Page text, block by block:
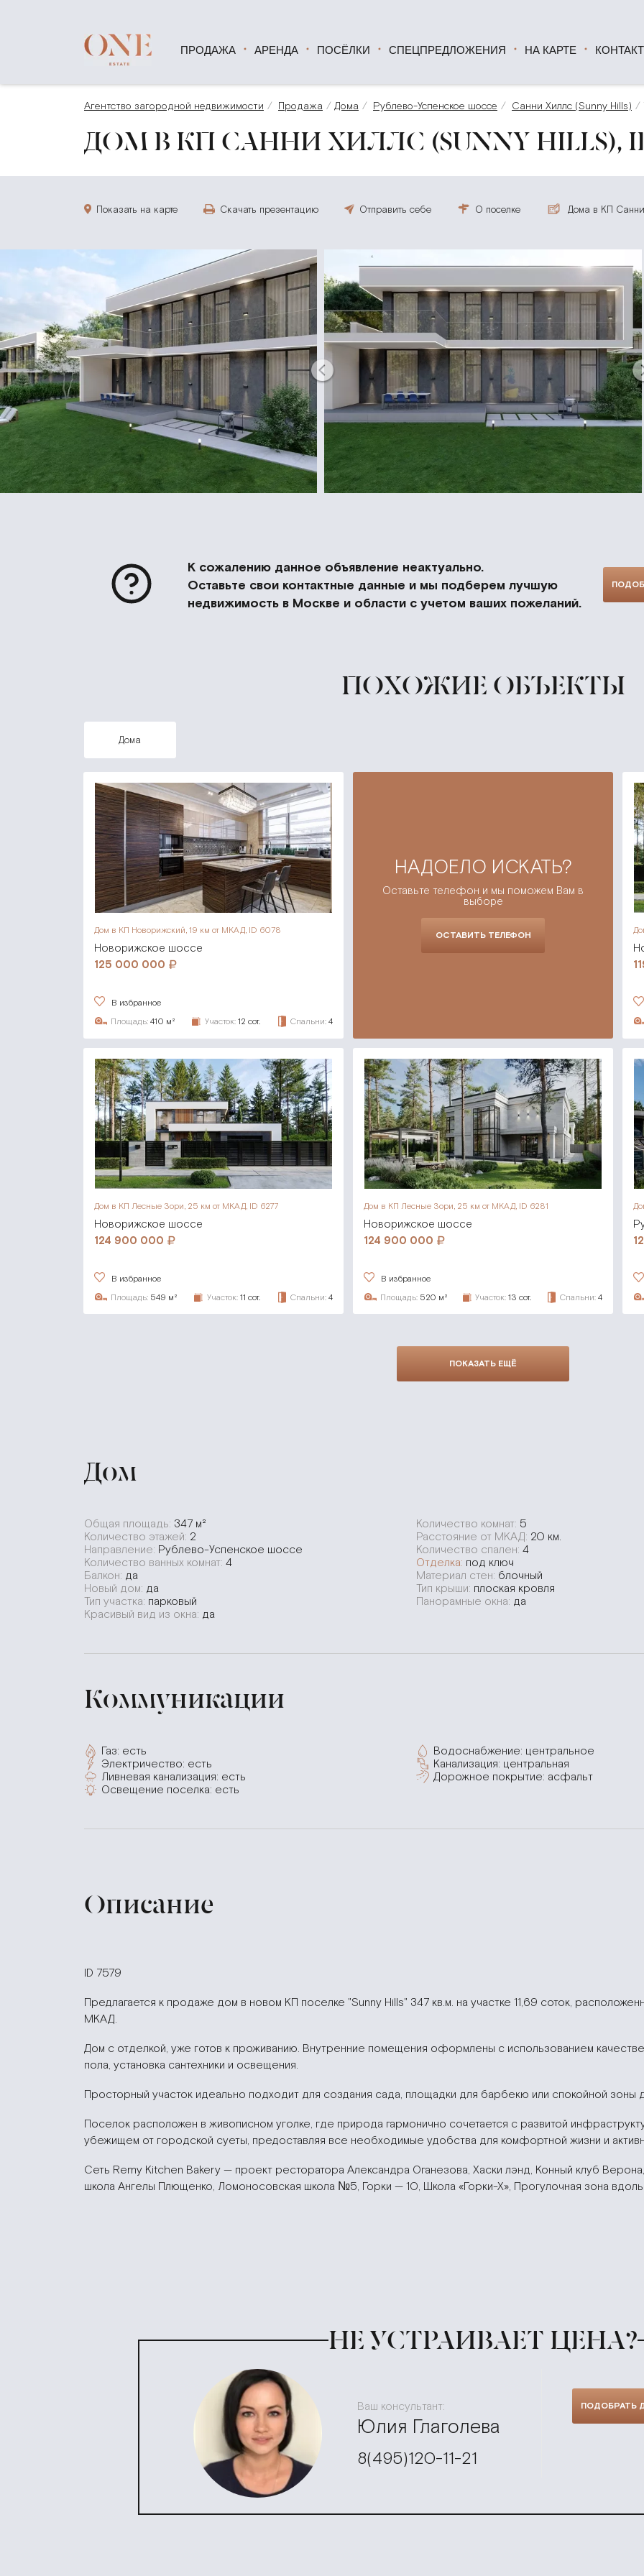
ПРОДАЖА АРЕНДА ПОСЁЛКИ СПЕЦПРЕДЛОЖЕНИЯ НА КАРТЕ
Агентство загородной недвижимости Продажа Дома Рублево-Успенское шоссе Санни Хиллс (Sunny Hills)
ДОМ В КП САННИ ХИЛЛС (SUNNY HILLS),
Показать на карте Скачать презентацию Отправить себе О поселке Дома в КП
К сожалению данное объявление неактуально.
Оставьте свои контактные данные и мы подберем лучшую
недвижимость в Москве и области с учетом ваших пожеланий.
ПОХОЖИЕ ОБЪЕКТЫ
дома
Дом в КП Новорижский,19 км от МКАД, ID 6078
Новорижское шоссе
125 000 000
В избранное
Площадь: 410 м² Участок: 12 сот. Спальни: 4
НАДОЕЛО ИСКАТЬ?
Оставьте телефон и мы поможем Вам в
выборе
ОСТАВИТЬ ТЕЛЕФОН
Дом в КП Лесные Зори, 25 км от МКАД, ID 6277
Новорижское шоссе
124 900 000
В избранное
Площадь: 549 м² Участок: 11 сот. Спальни: 4
Дом в КП Лесные Зори, 25 км от МКАД, ID 6281
Новорижское шоссе
124 900 000
В избранное
Площадь: 520 м² Участок: 13 сот. Спальни: 4
ПОКАЗАТЬ ЕЩЁ
Дом
Общая площадь: 347 м² Количество комнат: 5
Количество этажей: 2 Расстояние от МКАД: 20 км.
Направление: Рублево-Успенское шоссе Количество спален:4
Количество ванных комнат: 4 Отделка: под ключ
Балкон: да Материал стен: блочный
Новый дом: да Тип крыши: плоская кровля
Тип участка: парковый Панорамные окна: да
Красивый вид из окна: да
Коммуникации
Газ: есть
Водоснабжение: центральное
Электричество: есть
Канализация: центральная
Ливневая канализация: есть
Дорожное покрытие: асфальт
Освещение поселка: есть
Описание
ID 7579
Предлагается к продаже дом в новом КП поселке "Sunny Hills" 347 кв.м. на участке 11,69 соток,
МКАД.
Дом с отделкой, уже готов к проживанию. Внутренние помещения оформлены с использованием
пола, установка сантехники и освещения.
Просторный участок идеально подходит для создания сада, площадки для барбекю или спокойной зоны
Поселок расположен в живописном уголке, где природа гармонично сочетается с развитой
убежищем от городской суеты, предоставляя все необходимые удобства для комфортной жизни и
Сеть Remy Kitchen Bakery — проект ресторатора Александра Оганезова, Хаски лэнд, Конный клуб
школа Ангелы Плющенко, Ломоносовская школа №5, Горки — 10, Школа «Горки-Х», Прогулочная зона вдоль
НЕ УСТРАИВАЕТ ЦЕНА?
Ваш консультант:
Юлия Глаголева
8(495)120-11-21
ПОДОБРАТЬ